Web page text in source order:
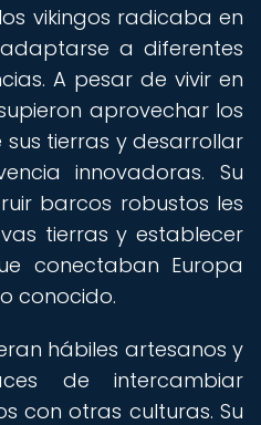
vikingos radicaba en
a diferentes
A pesar de vivir en
aprovechar los
tierras y desarrollar
innovadoras. Su
barcos robustos les
tierras y establecer
conectaban Europa
conocido.
hábiles artesanos y
de intercambiar
con otras culturas. Su